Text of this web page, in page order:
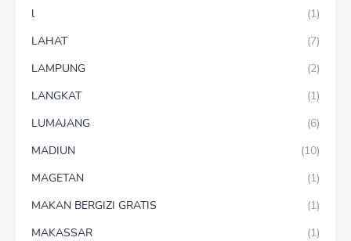
l
(1)
LAHAT
(7)
LAMPUNG
(2)
LANGKAT
(1)
LUMAJANG
(6)
MADIUN
(10)
MAGETAN
(1)
MAKAN BERGIZI GRATIS
(1)
MAKASSAR
(1)